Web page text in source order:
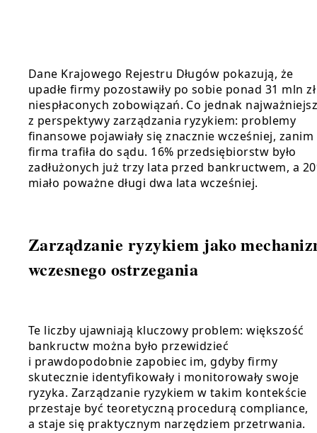
Dane Krajowego Rejestru Długów pokazują, że
upadłe firmy pozostawiły po sobie ponad 31 mln zł
niespłaconych zobowiązań. Co jednak
z perspektywy zarządzania ryzykiem: problemy
finansowe pojawiały się znacznie wcześniej, zanim
firma trafiła do sądu. 16% przedsiębiorstw było
zadłużonych już trzy lata przed bankructwem, a
miało poważne długi dwa lata wcześniej.
Zarządzanie ryzykiem jako
wczesnego ostrzegania
Te liczby ujawniają kluczowy problem: większość
bankructw można było przewidzieć
i prawdopodobnie zapobiec im, gdyby firmy
skutecznie identyfikowały i monitorowały swoje
ryzyka. Zarządzanie ryzykiem w takim kontekście
przestaje być teoretyczną procedurą compliance,
a staje się praktycznym narzędziem przetrwania.